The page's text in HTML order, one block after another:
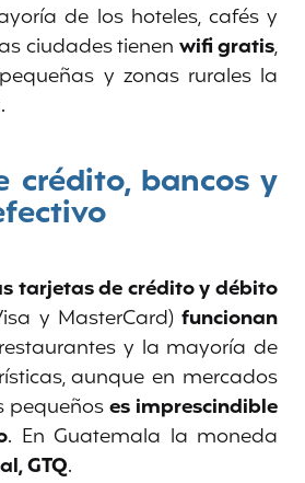
de los hoteles, cafés y
ciudades tienen wifi gratis,
y zonas rurales la
crédito, bancos y
tarjetas de crédito y débito
y MasterCard) funcionan
y la mayoría de
aunque en mercados
pequeñoses imprescindible
. En Guatemala la moneda
GTQ.